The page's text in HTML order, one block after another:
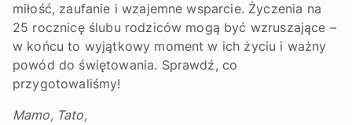
miłość, zaufanie i wzajemne wsparcie. Życzenia na
25 rocznicę ślubu rodziców mogą być wzruszające –
w końcu to wyjątkowy moment w ich życiu i ważny
powód do świętowania. Sprawdź, co
przygotowaliśmy!
Mamo, Tato,